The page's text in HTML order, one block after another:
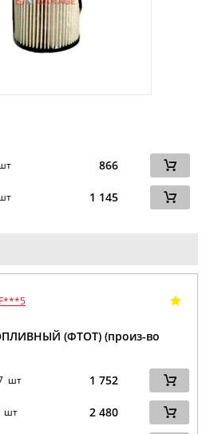
866
1 145
F***5
(ФТОТ) (произ-во
шт 1 752
шт 2 480